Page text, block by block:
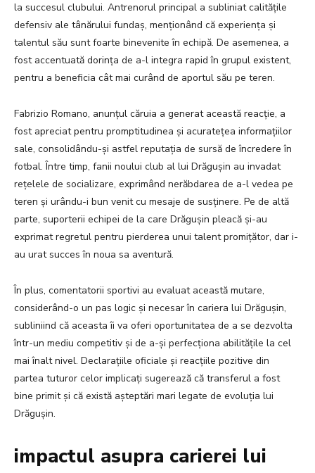
la succesul clubului. Antrenorul principal a subliniat calitățile
defensiv ale tânărului fundaș, menționând că experiența și
talentul său sunt foarte binevenite în echipă. De asemenea, a
fost accentuată dorința de a-l integra rapid în grupul existent,
pentru a beneficia cât mai curând de aportul său pe teren.
Fabrizio Romano, anunțul căruia a generat această reacție, a
fost apreciat pentru promptitudinea și acuratețea informațiilor
sale, consolidându-și astfel reputația de sursă de încredere în
fotbal. Între timp, fanii noului club al lui Drăgușin au invadat
rețelele de socializare, exprimând nerăbdarea de a-l vedea pe
teren și urându-i bun venit cu mesaje de susținere. Pe de altă
parte, suporterii echipei de la care Drăgușin pleacă și-au
exprimat regretul pentru pierderea unui talent promițător, dar i-
au urat succes în noua sa aventură.
În plus, comentatorii sportivi au evaluat această mutare,
considerând-o un pas logic și necesar în cariera lui Drăgușin,
subliniind că aceasta îi va oferi oportunitatea de a se dezvolta
într-un mediu competitiv și de a-și perfecționa abilitățile la cel
mai înalt nivel. Declarațiile oficiale și reacțiile pozitive din
partea tuturor celor implicați sugerează că transferul a fost
bine primit și că există așteptări mari legate de evoluția lui
Drăgușin.
impactul asupra carierei lui